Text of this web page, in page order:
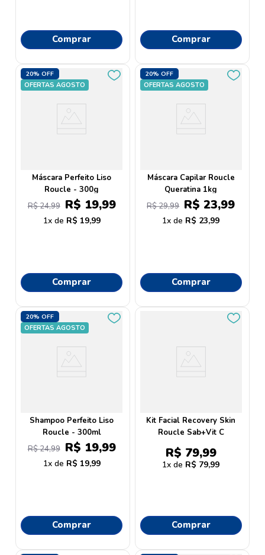
Comprar Comprar
20% OFF
OFERTAS AGOSTO
Máscara Perfeito Liso
Roucle - 300g
R$24,99 R$ 19,99
1 R$ 19,99
Comprar
20% OFF
OFERTAS AGOSTO
Máscara Capilar Roucle
Queratina 1kg
R$29,99 R$ 23,99
1 R$ 23,99
Comprar
20% OFF
OFERTAS AGOSTO
Shampoo Perfeito Liso
Roucle - 300ml
R$24,99 R$ 19,99
1 R$ 19,99
Comprar
Kit Facial Recovery Skin
Roucle Sab+Vit C
R$ 79,99
1 R$ 79,99
Comprar